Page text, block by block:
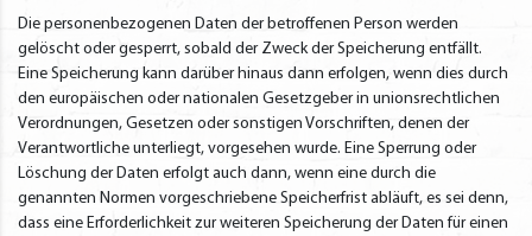
Die personenbezogenen Daten der betroffenen Person werden
gelöscht oder gesperrt, sobald der Zweck der Speicherung entfällt.
Eine Speicherung kann darüber hinaus dann erfolgen, wenn dies durch
den europäischen oder nationalen Gesetzgeber in unionsrechtlichen
Verordnungen, Gesetzen oder sonstigen Vorschriften, denen der
Verantwortliche unterliegt, vorgesehen wurde. Eine Sperrung oder
Löschung der Daten erfolgt auch dann, wenn eine durch die
genannten Normen vorgeschriebene Speicherfrist abläuft, es sei denn,
dass eine Erforderlichkeit zur weiteren Speicherung der Daten für einen